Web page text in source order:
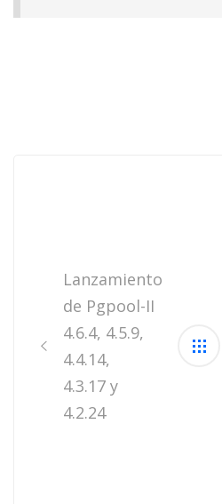
Lanzamiento
de Pgpool-II
4.6.4, 4.5.9,
4.4.14,
4.3.17 y
4.2.24